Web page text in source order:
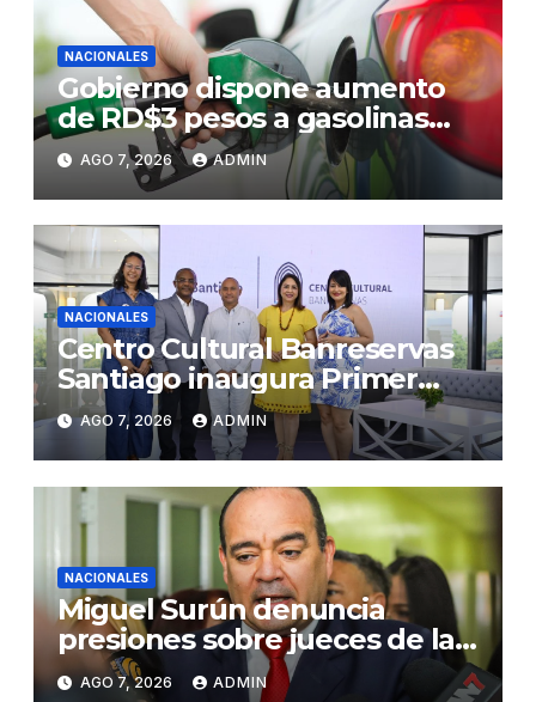
NACIONALES
Gobierno dispone aumento
de RD$3 pesos a gasolinas
premium y regular
AGO 7, 2026 ADMIN
NACIONALES
Centro Cultural Banreservas
Santiago inaugura Primer
Congreso de Artesanos de
Santiago
AGO 7, 2026 ADMIN
NACIONALES
Miguel Surún denuncia
presiones sobre jueces de la
Suprema Corte de Justicia
AGO 7, 2026 ADMIN